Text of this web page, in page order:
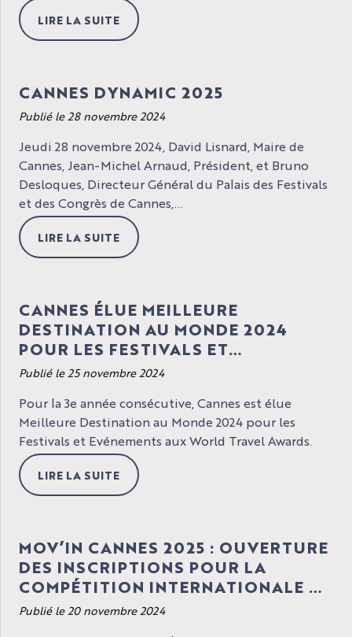
LIRE LA SUITE
CANNES DYNAMIC 2025
Publié le 28 novembre 2024
Jeudi 28 novembre 2024, David Lisnard, Maire de
Cannes, Jean-Michel Arnaud, Président, et Bruno
Desloques, Directeur Général du Palais des Festivals
et des Congrès de Cannes,...
LIRE LA SUITE
CANNES ÉLUE MEILLEURE
DESTINATION AU MONDE 2024
POUR LES FESTIVALS ET
EVÉNEMENTS
Publié le 25 novembre 2024
Pour la 3e année consécutive, Cannes est élue
Meilleure Destination au Monde 2024 pour les
Festivals et Evénements aux World Travel Awards.
LIRE LA SUITE
MOV’IN CANNES 2025 : OUVERTURE
DES INSCRIPTIONS POUR LA
COMPÉTITION INTERNATIONALE DE
FILMS DE DANSE
Publié le 20 novembre 2024